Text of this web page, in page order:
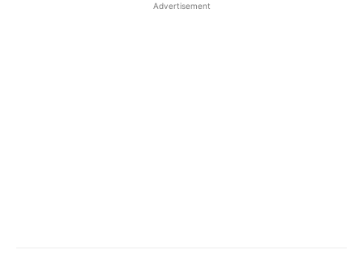
Advertisement